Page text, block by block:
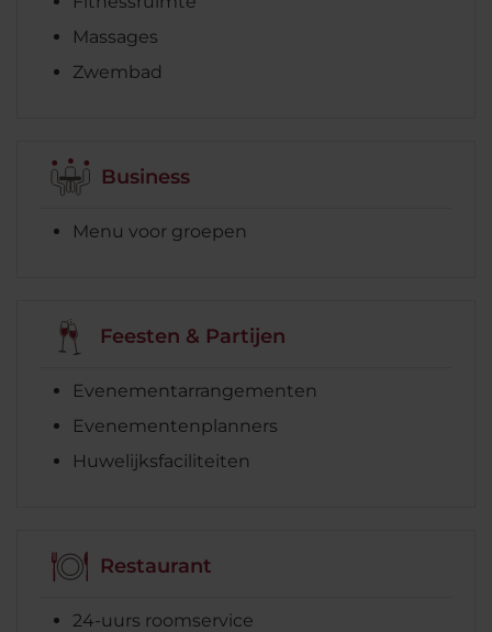
Massages
Zwembad
Business
Menu voor groepen
Feesten & Partijen
Evenementarrangementen
Evenementenplanners
Huwelijksfaciliteiten
Restaurant
24-uurs roomservice